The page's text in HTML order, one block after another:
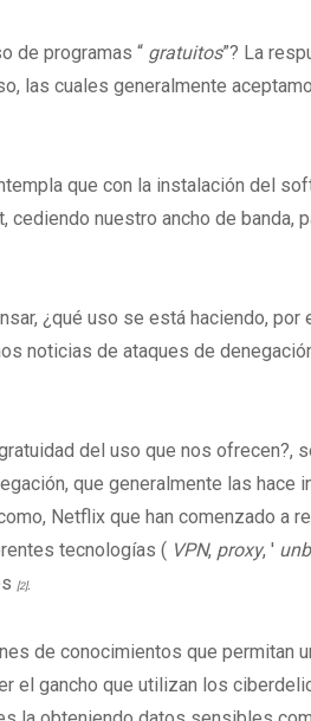
de programas “ gratuitos”? La
las cuales generalmente
que con la instalación del
cediendo nuestro ancho de
¿qué uso se está haciendo,
noticias de ataques de
del uso que nos ofrecen?,
que generalmente las hace
Netflix que han comenzado a
tecnologías ( VPN, proxy, '
[2].
de conocimientos que permitan
el gancho que utilizan los